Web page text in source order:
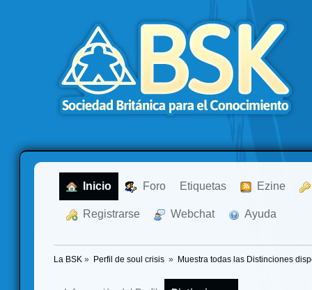
Inicio Foro Etiquetas Ezine
Registrarse Webchat Ayuda
La BSK » Perfil de soul crisis » Muestra todas las Distinciones